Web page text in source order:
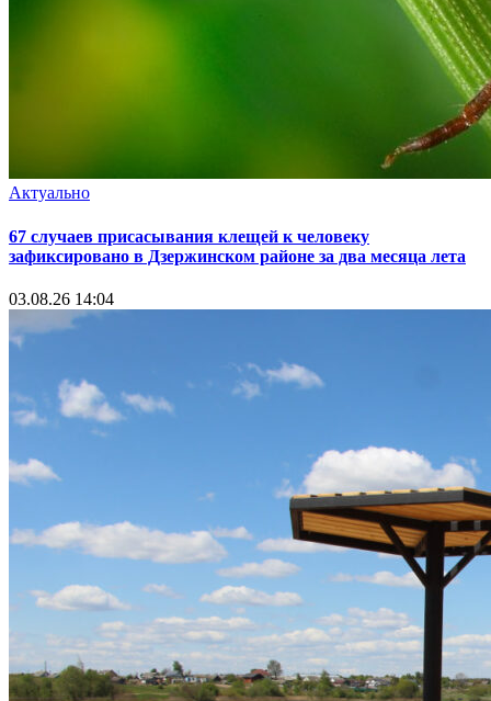
Актуально
67 случаев присасывания клещей к человеку
зафиксировано в Дзержинском районе за два месяца лета
03.08.26 14:04